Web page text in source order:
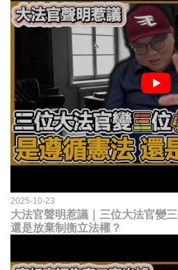
2025-10-23
大法官聲明惹議｜三位大法官變
還是放棄制衡立法權？